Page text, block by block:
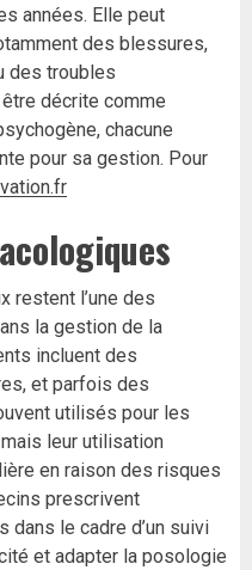
années. Elle peut
des blessures,
des troubles
décrite comme
chacune
pour sa gestion. Pour
restent l’une des
la gestion de la
incluent des
et parfois des
utilisés pour les
leur utilisation
en raison des risques
prescrivent
dans le cadre d’un suivi
et adapter la posologie